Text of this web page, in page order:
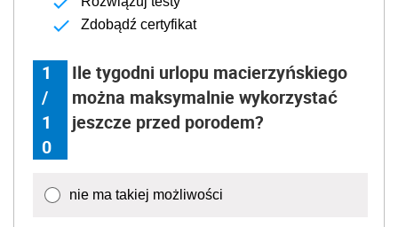
Zdobądź certyfikat
1
/
1
0
Ile tygodni urlopu macierzyńskiego
można maksymalnie wykorzystać
jeszcze przed porodem?
nie ma takiej możliwości